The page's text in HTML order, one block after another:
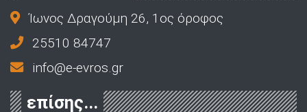
Ίωνος Δραγούμη 26, 1ος όροφος
25510 84747
info@e-evros.gr
επίσης...